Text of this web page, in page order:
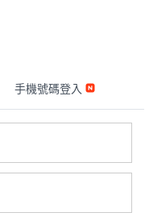
手機號碼登入